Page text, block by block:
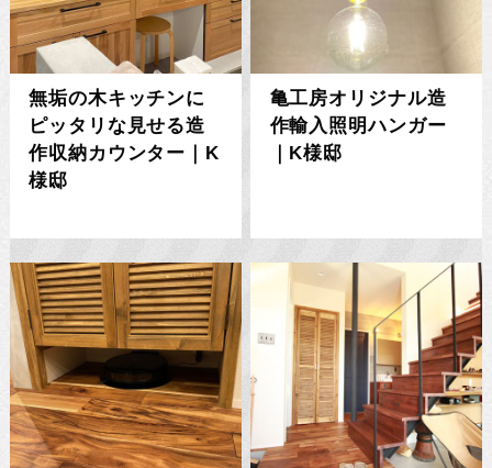
無垢の木キッチンに
ピッタリな見せる造
作収納カウンター｜K
様邸
亀工房オリジナル造
作輸入照明ハンガー
｜K様邸